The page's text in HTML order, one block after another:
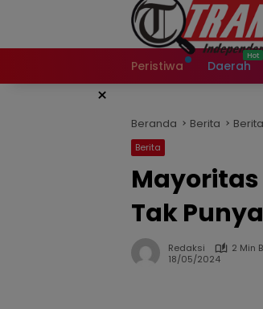
Peristiwa
Daerah
×
Beranda Berita Berita
Berita
Mayoritas
Tak
Redaksi
2 Min
18/05/2024